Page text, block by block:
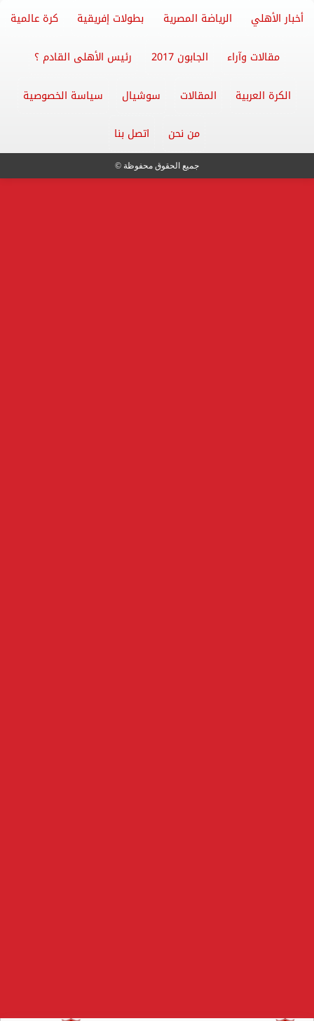
أخبار الأهلي الرياضة المصرية بطولات إفريقية كرة عالمية
مقالات وآراء الجابون 2017 رئيس الأهلى القادم ؟
الكرة العربية المقالات سوشيال سياسة الخصوصية
من نحن اتصل بنا
جميع الحقوق محفوظة ©